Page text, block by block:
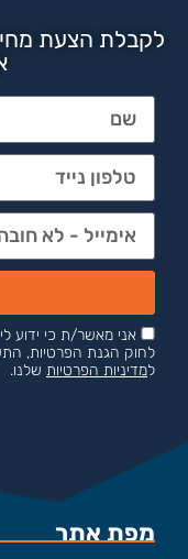
לקבלת הצעת
אני מאשר/ת כי ידוע
למדיניות הפרטיות שלנו.
מפת אתר